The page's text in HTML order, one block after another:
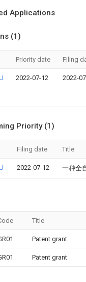
Applications
(1)
Priority date Filing
2022-07-12 2022-
Priority (1)
Filing date Title
2022-07-12 一种全
Title
Patent grant
Patent grant